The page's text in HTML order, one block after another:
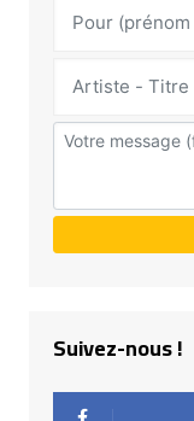
Suivez-nous !